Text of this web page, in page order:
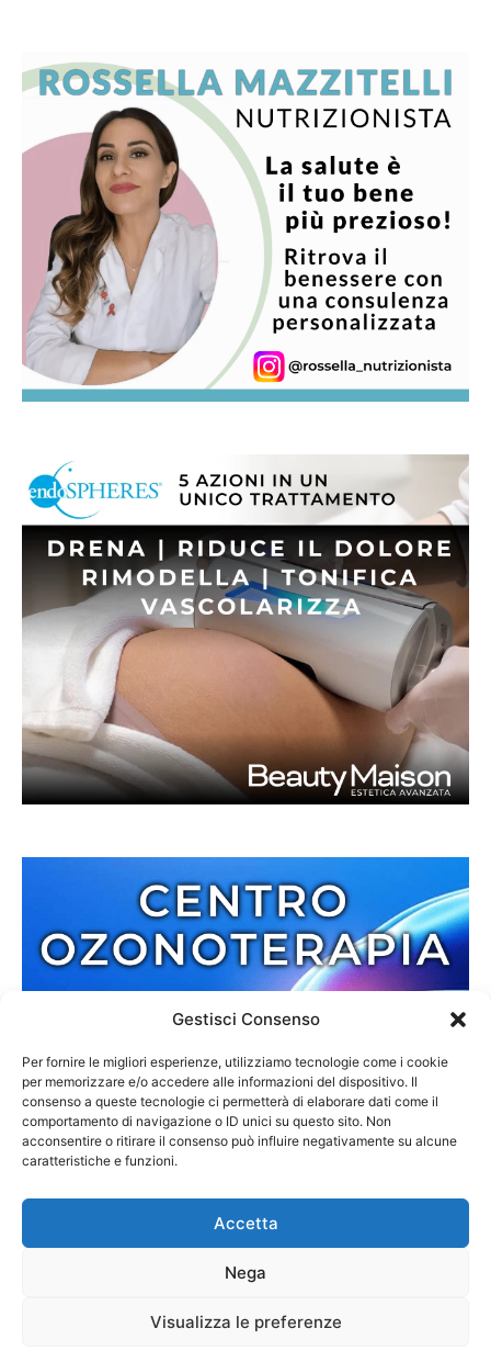
Gestisci Consenso
Per fornire le migliori esperienze, utilizziamo tecnologie come i cookie
per memorizzare e/o accedere alle informazioni del dispositivo. Il
consenso a queste tecnologie ci permetterà di elaborare dati come il
comportamento di navigazione o ID unici su questo sito. Non
acconsentire o ritirare il consenso può influire negativamente su alcune
caratteristiche e funzioni.
Accetta
Nega
Visualizza le preferenze
Contatti Cookie Policy Privacy Policy